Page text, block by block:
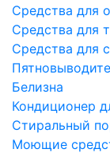
Средства для
Средства для
Средства для
Белизна
Кондиционер
Стиральный
Моющие